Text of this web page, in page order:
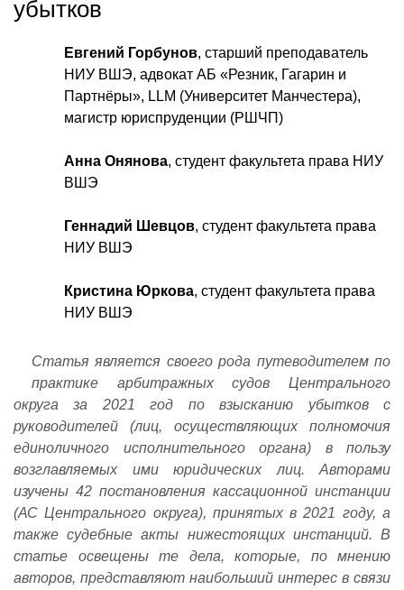
убытков
Евгений Горбунов, старший преподаватель
НИУ ВШЭ, адвокат АБ «Резник, Гагарин и
Партнёры», LLM (Университет Манчестера),
магистр юриспруденции (РШЧП)
Анна Онянова, студент факультета права НИУ
ВШЭ
Геннадий Шевцов, студент факультета права
НИУ ВШЭ
Кристина Юркова, студент факультета права
НИУ ВШЭ
Статья является своего рода путеводителем по
практике арбитражных судов Центрального
округа за 2021 год по взысканию убытков с
руководителей (лиц, осуществляющих полномочия
единоличного исполнительного органа) в пользу
возглавляемых ими юридических лиц. Авторами
изучены 42 постановления кассационной инстанции
(АС Центрального округа), принятых в 2021 году, а
также судебные акты нижестоящих инстанций. В
статье освещены те дела, которые, по мнению
авторов, представляют наибольший интерес в связи